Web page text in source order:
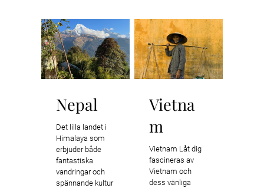
Nepal
Det lilla landet i
Himalaya som
erbjuder både
fantastiska
vandringar och
spännande kultur
Vietna
m
Vietnam Låt dig
fascineras av
Vietnam och
dess vänliga